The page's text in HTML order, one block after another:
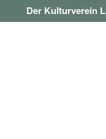
Der Kulturverein